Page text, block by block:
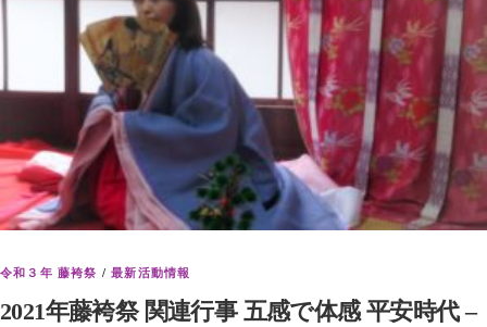
令和３年 藤袴祭 /最新活動情報
2021年藤袴祭 関連行事 五感で体感 平安時代 –